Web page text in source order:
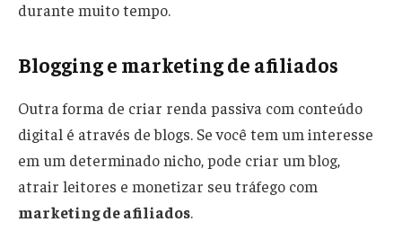
durante muito tempo.
Blogging e marketing de afiliados
Outra forma de criar renda passiva com conteúdo
digital é através de blogs. Se você tem um interesse
em um determinado nicho, pode criar um blog,
atrair leitores e monetizar seu tráfego com
marketing de afiliados.